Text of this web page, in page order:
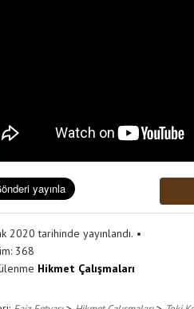
2020 tarihinde yayınlandı.
368
Hikmet Çalışmaları